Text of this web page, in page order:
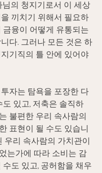
님의 청지기로서 이 세상
끼치기 위해서 필요하
금융이 어떻게 유통되는
다. 그러나 모든 것은 하
기직의 틀 안에 있어야
자는 탐욕을 포장한 다
도 있고, 저축은 솔직하
불편한 우리 속사람의
표현이 될 수도 있습니
우리 속사람의 가치관이
는가에 따라 소비는 감
도 있고, 공허함을 채우